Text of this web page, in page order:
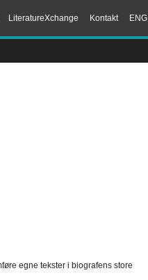
ENG
Kontakt
LiteratureXchange
egne tekster i biografens store